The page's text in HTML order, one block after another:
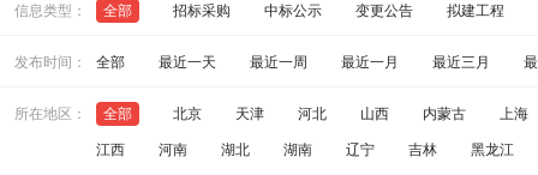
询价采购
信息类型： 全部 招标采购 中标公示 变更公告 拟建工程
发布时间： 全部 最近一天 最近一周 最近一月 最近三月
所在地区： 全部 北京 天津 河北 山西 内蒙古 上海
江西 河南 湖北 湖南 辽宁 吉林 黑龙江